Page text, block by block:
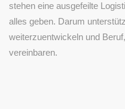
stehen eine ausgefeilte
alles geben. Darum
weiterzuentwickeln und
vereinbaren.